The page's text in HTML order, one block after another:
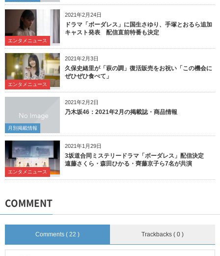
2021年2月24日
エンタメニュース
ドラマ「ボーダレス」に国生さゆり、手塚とおるら追加
キャスト発表 配信直前特番も決定
2021年2月3日
エンタメニュース
久保史緒里が「萩の調」復活販売をお祝い「この機会に
ぜひぜひ食べて」
2021年2月2日
月別掲載情報
乃木坂46：2021年2月の掲載誌・商品情報
2021年1月29日
エンタメニュース
3坂道合同ミステリードラマ「ボーダレス」配信決定
遠藤さくら・森田ひかる・齊藤京子ら7名が共演
COMMENT
Comments ( 22 ) Trackbacks ( 0 )